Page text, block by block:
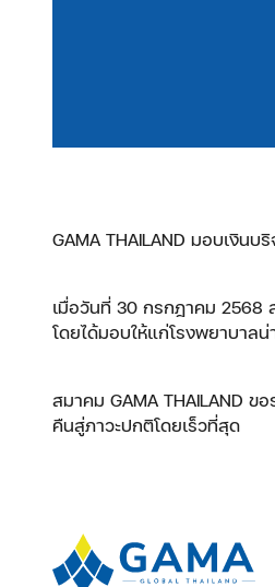
GAMA THAILAND มอบเงิน
เมื่อวันที่ 30 กรกฎาคม 2568
โดยได้มอบให้แก่โรงพยาบาล
สมาคม GAMA THAILAND
คืนสู่ภาวะปกติโดยเร็วที่สุด